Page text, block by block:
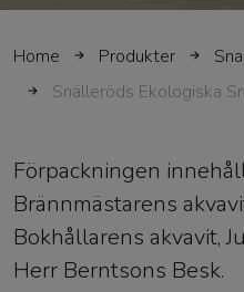
Home Produkter
Snälleröds Ekologiska
Förpackningen
Brännmästarens
Bokhållarens akvavit,
Herr Berntsons Besk.